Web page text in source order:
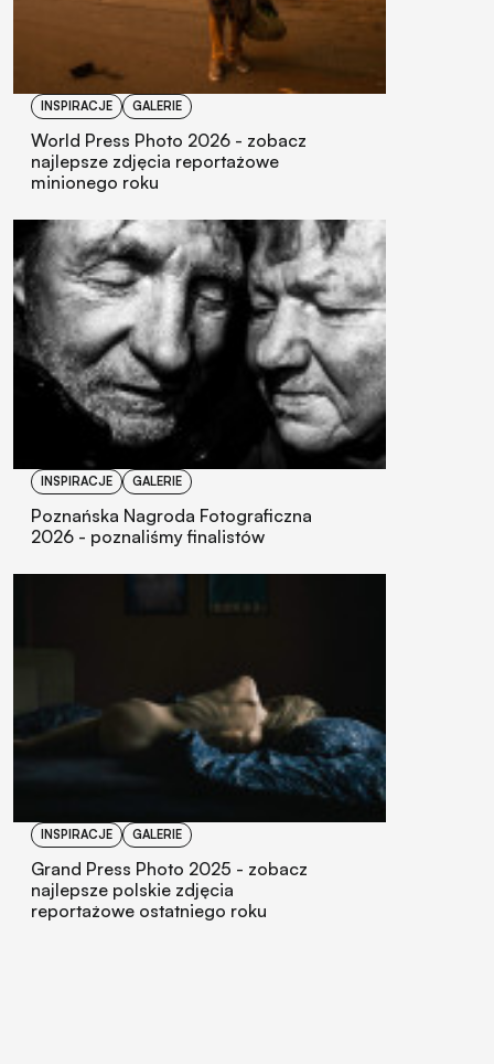
INSPIRACJE GALERIE
World Press Photo 2026 - zobacz
najlepsze zdjęcia reportażowe
minionego roku
INSPIRACJE GALERIE
Poznańska Nagroda Fotograficzna
2026 - poznaliśmy finalistów
INSPIRACJE GALERIE
Grand Press Photo 2025 - zobacz
najlepsze polskie zdjęcia
reportażowe ostatniego roku